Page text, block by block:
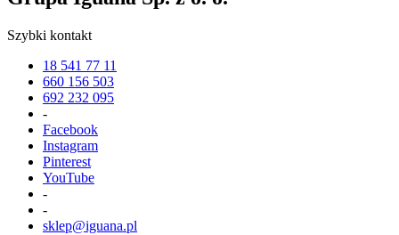
Szybki kontakt
18 541 77 11
660 156 503
692 232 095
-
Facebook
Instagram
Pinterest
YouTube
-
-
sklep@iguana.pl